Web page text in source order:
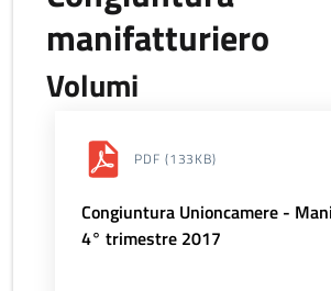
manifatturiero
Volumi
PDF (133KB)
Congiuntura Unioncamere -
4° trimestre 2017